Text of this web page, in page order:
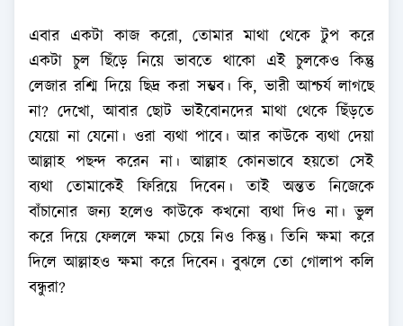
এবার একটা কাজ করো, তোমার মাথা থেকে টুপ করে
একটা চুল ছিঁড়ে নিয়ে ভাবতে থাকো এই চুলকেও কিন্তু
লেজার রশ্মি দিয়ে ছিদ্র করা সম্ভব। কি, ভারী আশ্চর্য লাগছে
না? দেখো, আবার ছোট ভাইবোনদের মাথা থেকে ছিঁড়তে
যেয়ো না যেনো। ওরা ব্যথা পাবে। আর কাউকে ব্যথা দেয়া
আল্লাহ পছন্দ করেন না। আল্লাহ কোনভাবে হয়তো সেই
ব্যথা তোমাকেই ফিরিয়ে দিবেন। তাই অন্তত নিজেকে
বাঁচানোর জন্য হলেও কাউকে কখনো ব্যথা দিও না। ভুল
করে দিয়ে ফেললে ক্ষমা চেয়ে নিও কিন্তু। তিনি ক্ষমা করে
দিলে আল্লাহও ক্ষমা করে দিবেন। বুঝলে তো গোলাপ কলি
বন্ধুরা?